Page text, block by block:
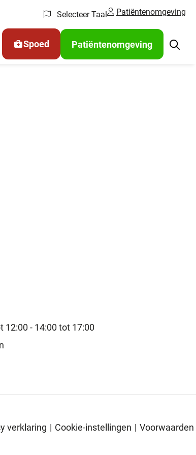
Selecteer Taal Patiëntenomgeving
Spoed Patiëntenomgeving
12:00 - 14:00 tot 17:00
verklaring | Cookie-instellingen | Voorwaarden